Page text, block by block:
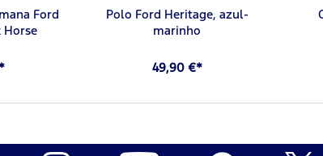
Ford
Horse
Polo Ford Heritage, azul-
marinho
49,90 €*